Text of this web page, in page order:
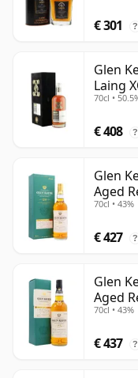
€ 301 ?
Glen
Laing
15466
70cl •
€ 408 ?
Glen
Aged
oud
70cl • 43%
€ 427 ?
Glen
Aged
oud
70cl • 43%
€ 437 ?